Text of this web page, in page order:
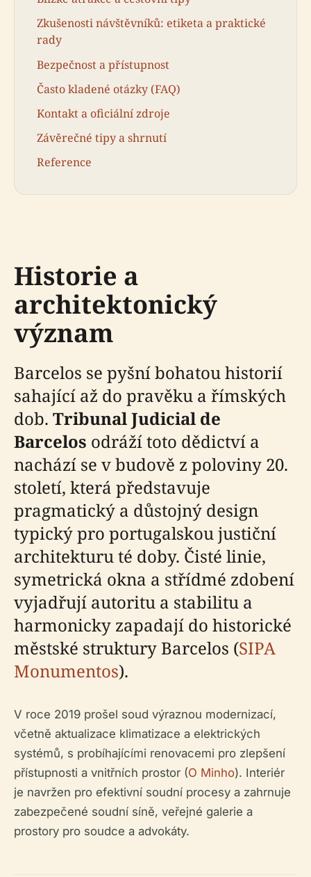
Zkušenosti návštěvníků: etiketa a praktické
rady
Bezpečnost a přístupnost
Často kladené otázky (FAQ)
Kontakt a oficiální zdroje
Závěrečné tipy a shrnutí
Reference
Historie a
architektonický
význam
Barcelos se pyšní bohatou historií
sahající až do pravěku a římských
dob. Tribunal Judicial de
Barcelos odráží toto dědictví a
nachází se v budově z poloviny 20.
století, která představuje
pragmatický a důstojný design
typický pro portugalskou justiční
architekturu té doby. Čisté linie,
symetrická okna a střídmé zdobení
vyjadřují autoritu a stabilitu a
harmonicky zapadají do historické
městské struktury Barcelos (SIPA
Monumentos).
V roce 2019 prošel soud výraznou modernizací,
včetně aktualizace klimatizace a elektrických
systémů, s probíhajícími renovacemi pro zlepšení
přístupnosti a vnitřních prostor (O Minho). Interiér
je navržen pro efektivní soudní procesy a zahrnuje
zabezpečené soudní síně, veřejné galerie a
prostory pro soudce a advokáty.